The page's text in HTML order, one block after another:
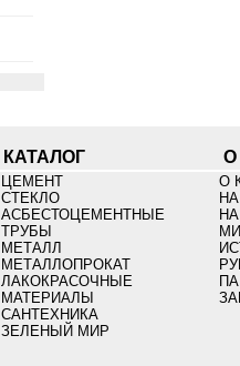
КАТАЛОГ О
ЦЕМЕНТ
СТЕКЛО
АСБЕСТОЦЕМЕНТНЫЕ
ТРУБЫ
МЕТАЛЛ
МЕТАЛЛОПРОКАТ
ЛАКОКРАСОЧНЫЕ
МАТЕРИАЛЫ
САНТЕХНИКА
ЗЕЛЕНЫЙ МИР
О